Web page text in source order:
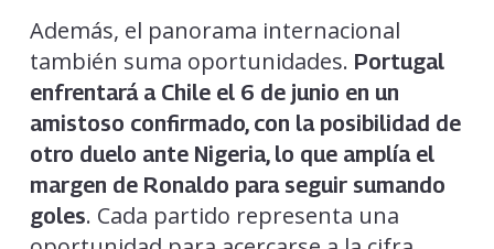
Además, el panorama internacional
también suma oportunidades. Portugal
enfrentará a Chile el 6 de junio en un
amistoso confirmado, con la posibilidad de
otro duelo ante Nigeria, lo que amplía el
margen de Ronaldo para seguir sumando
goles. Cada partido representa una